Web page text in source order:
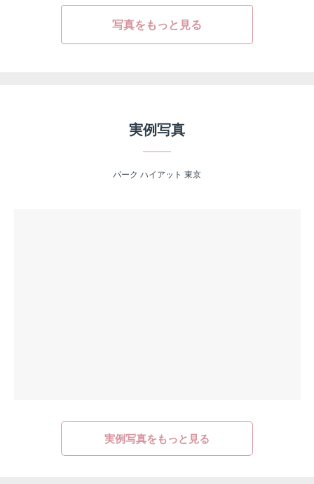
写真をもっと見る
実例写真
パーク ハイアット 東京
実例写真をもっと見る